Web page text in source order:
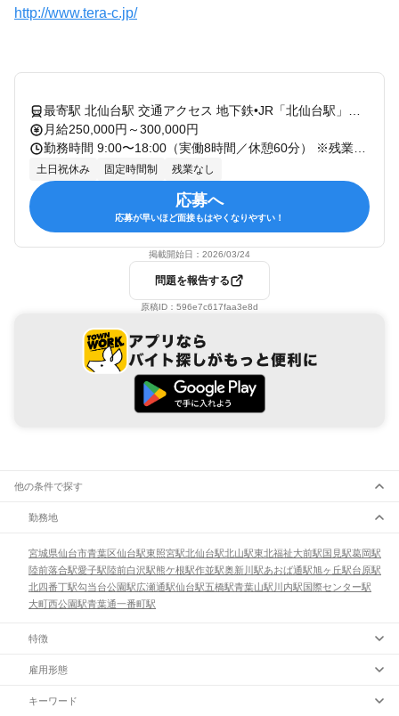
http://www.tera-c.jp/
月給250,000円～300,000円
土日祝休み 固定時間制 残業なし
応募へ
応募が早いほど面接もはやくなりやすい！
掲載開始日： 2026/03/24
問題を報告する
原稿ID： 596e7c617faa3e8d
他の条件で探す
勤務地
宮城県仙台市青葉区仙台駅東照宮駅北仙台駅北山駅東北福祉大前駅 国見駅葛岡駅
陸前落合駅愛子駅陸前白沢駅熊ケ根駅作並駅奥新川駅あおば通駅旭ヶ丘駅台原駅
北四番丁駅勾当台公園駅広瀬通駅仙台駅五橋駅青葉山駅 川内駅 国際センター駅
大町西公園駅青葉通一番町駅
特徴
雇用形態
キーワード